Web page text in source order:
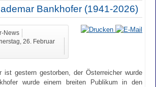
Bankhofer (1941-2026)
News
26. Februar
ist gestern gestorben, der Österreicher wurde
wurde einem breiten Publikum in den